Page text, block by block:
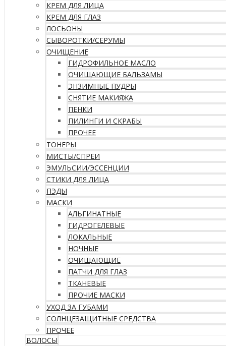
КРЕМ ДЛЯ ЛИЦА
КРЕМ ДЛЯ ГЛАЗ
ЛОСЬОНЫ
СЫВОРОТКИ/СЕРУМЫ
ОЧИЩЕНИЕ
ГИДРОФИЛЬНОЕ МАСЛО
ОЧИЩАЮЩИЕ БАЛЬЗАМЫ
ЭНЗИМНЫЕ ПУДРЫ
СНЯТИЕ МАКИЯЖА
ПЕНКИ
ПИЛИНГИ И СКРАБЫ
ПРОЧЕЕ
ТОНЕРЫ
МИСТЫ/СПРЕИ
ЭМУЛЬСИИ/ЭССЕНЦИИ
СТИКИ ДЛЯ ЛИЦА
ПЭДЫ
МАСКИ
АЛЬГИНАТНЫЕ
ГИДРОГЕЛЕВЫЕ
ЛОКАЛЬНЫЕ
НОЧНЫЕ
ОЧИЩАЮЩИЕ
ПАТЧИ ДЛЯ ГЛАЗ
ТКАНЕВЫЕ
ПРОЧИЕ МАСКИ
УХОД ЗА ГУБАМИ
СОЛНЦЕЗАЩИТНЫЕ СРЕДСТВА
ПРОЧЕЕ
ВОЛОСЫ